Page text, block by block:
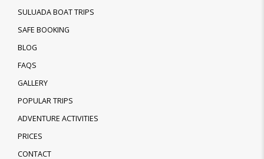
SULUADA BOAT TRIPS
SAFE BOOKING
BLOG
FAQS
GALLERY
POPULAR TRIPS
ADVENTURE ACTIVITIES
PRICES
CONTACT